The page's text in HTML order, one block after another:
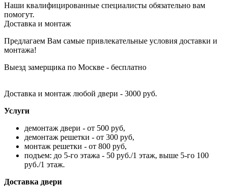
Наши квалифицированные специалисты обязательно вам
помогут.
Доставка и монтаж
Предлагаем Вам самые привлекательные условия доставки и
монтажа!
Выезд замерщика по Москве - бесплатно
Доставка и монтаж любой двери - 3000 руб.
Услуги
демонтаж двери - от 500 руб,
демонтаж решетки - от 300 руб,
монтаж решетки - от 800 руб,
подъем: до 5-го этажа - 50 руб./1 этаж, выше 5-го 100
руб./1 этаж.
Доставка двери